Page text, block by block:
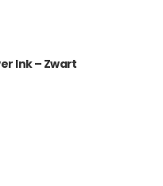
Ink – Zwart